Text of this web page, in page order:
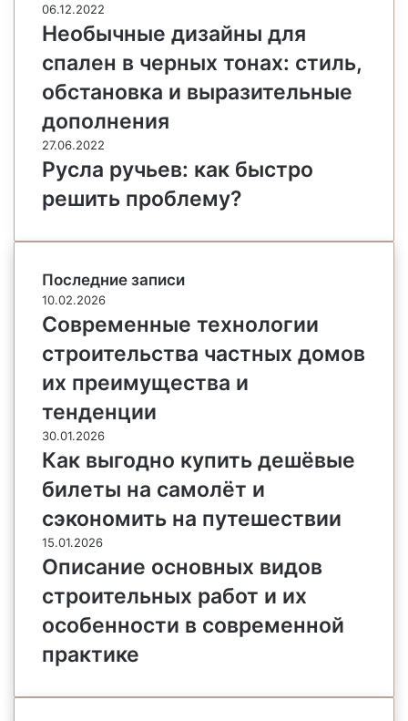
06.12.2022
Необычные дизайны для
спален в черных тонах: стиль,
обстановка и выразительные
дополнения
27.06.2022
Русла ручьев: как быстро
решить проблему?
Последние записи
10.02.2026
Современные технологии
строительства частных домов
их преимущества и
тенденции
30.01.2026
Как выгодно купить дешёвые
билеты на самолёт и
сэкономить на путешествии
15.01.2026
Описание основных видов
строительных работ и их
особенности в современной
практике